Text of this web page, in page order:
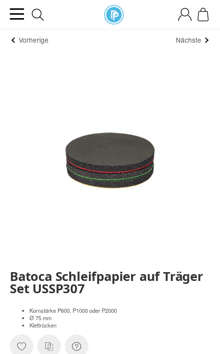
Vorherige Nächste
Batoca Schleifpapier auf Träger
Set USSP307
Kornstärke P600, P1000 oder P2000
Ø 75 mm
Klettrücken